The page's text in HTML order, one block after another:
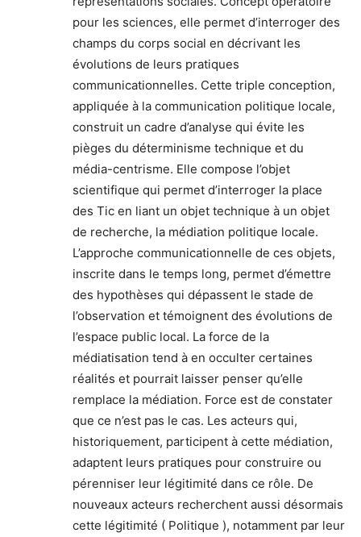
pour les sciences, elle permet d’interroger des
champs du corps social en décrivant les
évolutions de leurs pratiques
communicationnelles. Cette triple conception,
appliquée à la communication politique locale,
construit un cadre d’analyse qui évite les
pièges du déterminisme technique et du
média-centrisme. Elle compose l’objet
scientifique qui permet d’interroger la place
des Tic en liant un objet technique à un objet
de recherche, la médiation politique locale.
L’approche communicationnelle de ces objets,
inscrite dans le temps long, permet d’émettre
des hypothèses qui dépassent le stade de
l’observation et témoignent des évolutions de
l’espace public local. La force de la
médiatisation tend à en occulter certaines
réalités et pourrait laisser penser qu’elle
remplace la médiation. Force est de constater
que ce n’est pas le cas. Les acteurs qui,
historiquement, participent à cette médiation,
adaptent leurs pratiques pour construire ou
pérenniser leur légitimité dans ce rôle. De
nouveaux acteurs recherchent aussi désormais
cette légitimité ( Politique ), notamment par leur